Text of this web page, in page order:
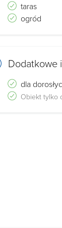
taras
ogród
Dodatkowe
dla
Obiekt tylko